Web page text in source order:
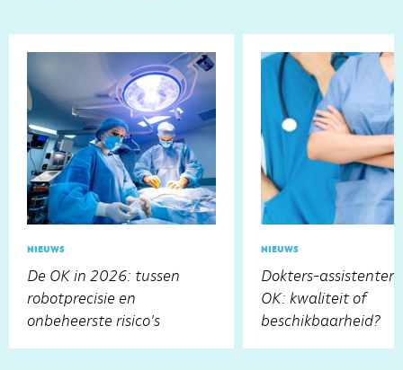
nieuws
De OK in 2026: tussen
robotprecisie en
onbeheerste risico's
nieuws
Dokters-assistenten
OK: kwaliteit of
beschikbaarheid?